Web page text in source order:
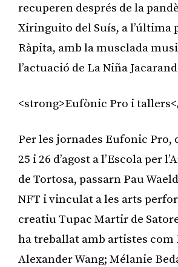
recuperen després de la
Xiringuito del Suís, a l’última
Ràpita, amb la musclada
l’actuació de La Niña
<strong>Eufònic Pro i
Per les jornades Eufonic Pro,
25 i 26 d’agost a l’Escola per
de Tortosa, passarn Pau
NFT i vinculat a les arts
creatiu Tupac Martir de
ha treballat amb artistes com
Alexander Wang; Mélanie